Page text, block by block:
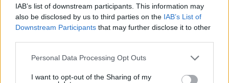
IAB’s list of downstream participants. This information may
also be disclosed by us to third parties on the IAB’s List of
Downstream Participants that may further disclose it to other
Please note that this website/app uses one or more Google
not limited to your visit or usage behaviour. You may click to
Personal Data Processing Opt Outs
I want to opt-out of the Sharing of my
ικανότητα των γυναικών όχι μόνο να ισορροπουν
αλλά και να περπατούν πάνω σε 12ποντα!!!
ΑΠΑΝΤΗΣΗ